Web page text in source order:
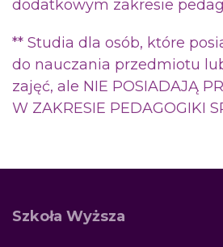
dodatkowym zakresie
** Studia dla osób, które
do nauczania przedmiotu
zajęć, ale NIE POSIADAJĄ
W ZAKRESIE PEDAGOGIKI
Szkoła Wyższa